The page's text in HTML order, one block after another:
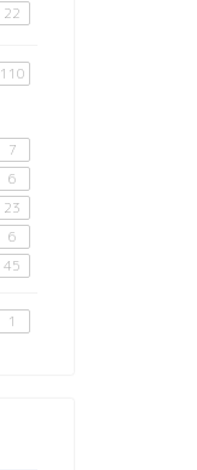
22
110
7
6
23
6
45
1